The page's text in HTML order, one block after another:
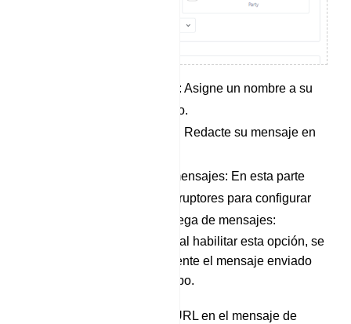
Nombre de la campaña: Asigne un nombre a su
campaña en este campo.
Contenido del mensaje: Redacte su mensaje en
Opciones para enviar mensajes: En esta parte
encontrarás varios interruptores para configurar
las condiciones de entrega de mensajes:
Fijar este anuncio: al habilitar esta opción, se
fijará automáticamente el mensaje enviado
por el bot en el grupo.
Vista previa de la URL en el mensaje de